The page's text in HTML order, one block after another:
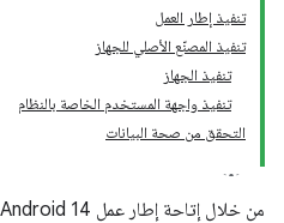
تنفيذ إطار العمل
تنفيذ المصنّع الأصلي للجهاز
تنفيذ الجهاز
تنفيذ واجهة المستخدم الخاصة بالنظام
التحقق من صحة البيانات